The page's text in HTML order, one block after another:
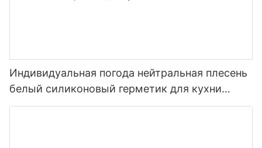
Индивидуальная погода нейтральная плесень
белый силиконовый герметик для кухни
ванной комнаты